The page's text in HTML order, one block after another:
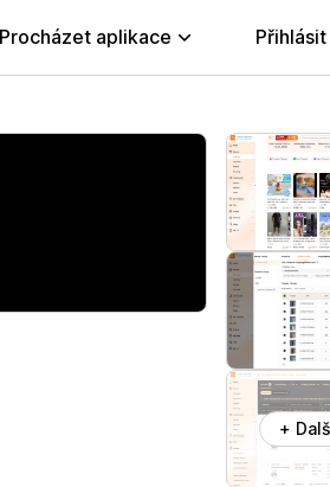
Procházet aplikace Přihlásit
+